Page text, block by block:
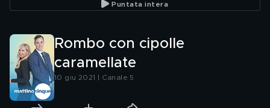
Puntata intera
Rombo con cipolle
caramellate
10 giu 2021 | Canale 5